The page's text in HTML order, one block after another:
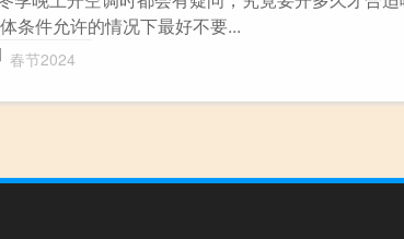
条件允许的情况下最好不要...
春节2024